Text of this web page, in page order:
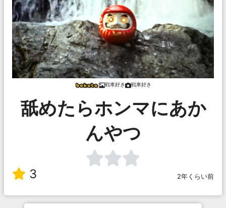
戦車好き 戦車好き
舐めたらホンマにあか
んやつ
3 2年くらい前